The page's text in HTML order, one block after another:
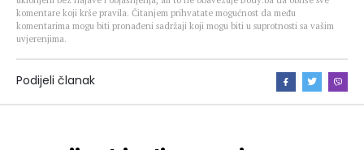
komentare koji krše pravila. Čitanjem prihvatate mogućnost da među
komentarima mogu biti pronađeni sadržaji koji mogu biti u suprotnosti sa vašim
uvjerenjima.
Podijeli članak